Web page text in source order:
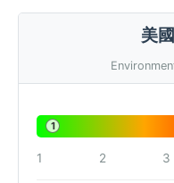
美
1
1 2 3